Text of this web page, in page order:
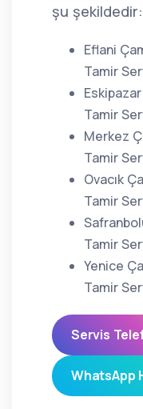
şu şekildedir:
Eflani
Tamir
Eskipazar
Tamir
Merkez
Tamir
Ovacık
Tamir
Tamir
Yenice
Tamir
Servis
WhatsApp